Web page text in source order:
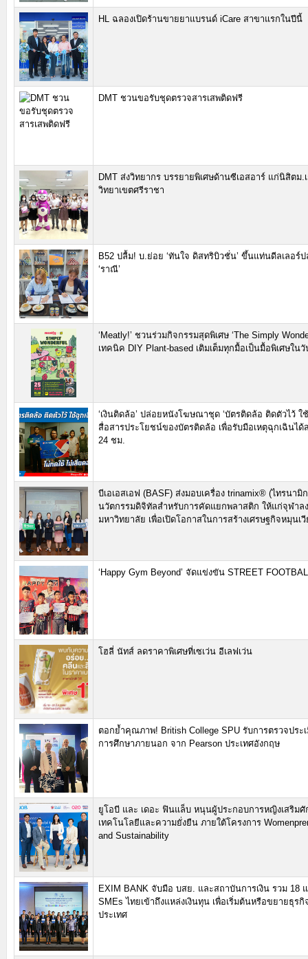
HL ฉลองเปิดร้านขายยาแบรนด์ iCare สาขาแรกในปีนี้
DMT ชวนขอรับชุดตรวจสารเสพติดฟรี
DMT ส่งวิทยากร บรรยายพิเศษด้านซีเอสอาร์ แก่นิสิตม.
วิทยาเขตศรีราชา
B52 ปลื้ม! บ.ย่อย ‘ทันใจ ดิสทริบิวชั่น’ ขึ้นแท่นดีลเลอร์ป
‘ราณี’
‘Meatly!’ ชวนร่วมกิจกรรมสุดพิเศษ ‘The Simply
เทคนิค DIY Plant-based เติมเต็มทุกมื้อเป็นมื้อพิเศษใน
‘เงินติดล้อ’ ปล่อยหนังโฆษณาชุด ‘บัตรติดล้อ ติดตัวไว้ ใ
สื่อสารประโยชน์ของบัตรติดล้อ เพื่อรับมือเหตุฉุกเฉินได้
24 ชม.
บีเอเอสเอฟ (BASF) ส่งมอบเครื่อง trinamix® (ไทรนา
นวัตกรรมดิจิทัลสำหรับการคัดแยกพลาสติก ให้แก่จุฬาล
มหาวิทยาลัย เพื่อเปิดโอกาสในการสร้างเศรษฐกิจหมุนเ
‘Happy Gym Beyond’ จัดแข่งขัน STREET
โฮลี่ นัทส์ ลดราคาพิเศษที่เซเว่น อีเลฟเว่น
ตอกย้ำคุณภาพ! British College SPU รับการตรวจปร
การศึกษาภายนอก จาก Pearson ประเทศอังกฤษ
ยูโอบี และ เดอะ ฟินแล็บ หนุนผู้ประกอบการหญิงเสริมศั
เทคโนโลยีและความยั่งยืน ภายใต้โครงการ
and Sustainability
EXIM BANK จับมือ บสย. และสถาบันการเงิน รวม 18
SMEs ไทยเข้าถึงแหล่งเงินทุน เพื่อเริ่มต้นหรือขยายธุรกิ
ประเทศ